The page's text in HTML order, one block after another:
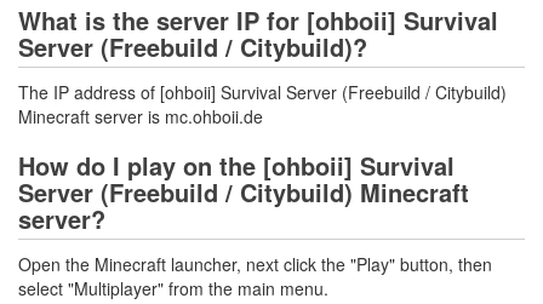
What is the server IP for [ohboii] Survival
Server (Freebuild / Citybuild)?
The IP address of [ohboii] Survival Server (Freebuild / Citybuild)
Minecraft server is mc.ohboii.de
How do I play on the [ohboii] Survival
Server (Freebuild / Citybuild) Minecraft
server?
Open the Minecraft launcher, next click the "Play" button, then
select "Multiplayer" from the main menu.